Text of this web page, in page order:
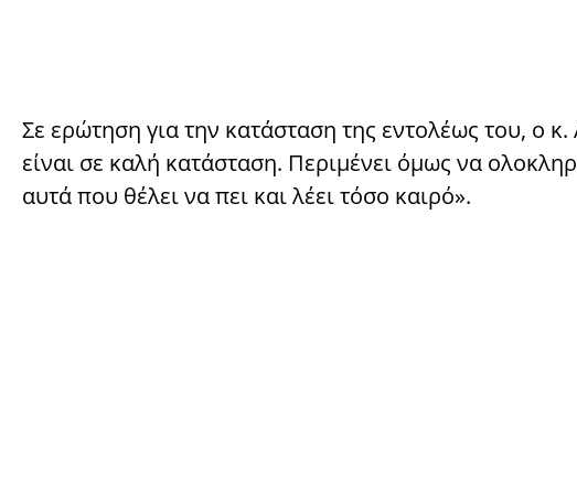
Σε ερώτηση για την κατάσταση της εντολέως του, ο
είναι σε καλή κατάσταση. Περιμένει όμως να
αυτά που θέλει να πει και λέει τόσο καιρό».